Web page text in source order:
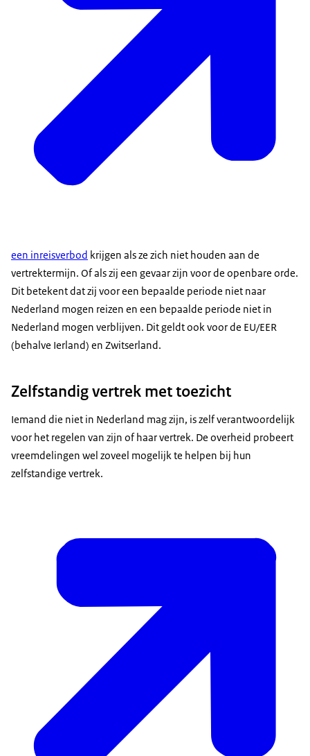
een inreisverbod krijgen als ze zich niet houden aan de
vertrektermijn. Of als zij een gevaar zijn voor de openbare orde.
Dit betekent dat zij voor een bepaalde periode niet naar
Nederland mogen reizen en een bepaalde periode niet in
Nederland mogen verblijven. Dit geldt ook voor de EU/EER
(behalve Ierland) en Zwitserland.
Zelfstandig vertrek met toezicht
Iemand die niet in Nederland mag zijn, is zelf verantwoordelijk
voor het regelen van zijn of haar vertrek. De overheid probeert
vreemdelingen wel zoveel mogelijk te helpen bij hun
zelfstandige vertrek.